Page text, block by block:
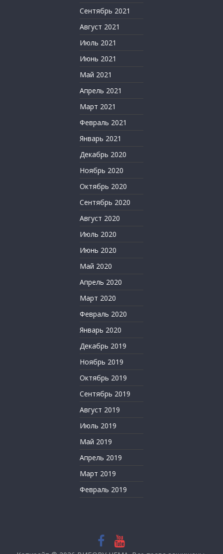
Сентябрь 2021
Август 2021
Июль 2021
Июнь 2021
Май 2021
Апрель 2021
Март 2021
Февраль 2021
Январь 2021
Декабрь 2020
Ноябрь 2020
Октябрь 2020
Сентябрь 2020
Август 2020
Июль 2020
Июнь 2020
Май 2020
Апрель 2020
Март 2020
Февраль 2020
Январь 2020
Декабрь 2019
Ноябрь 2019
Октябрь 2019
Сентябрь 2019
Август 2019
Июль 2019
Май 2019
Апрель 2019
Март 2019
Февраль 2019